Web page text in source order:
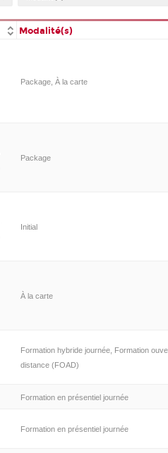
Modalité(s)
Package, À la carte
Package
Initial
À la carte
Formation hybride journée, Formation
distance (FOAD)
Formation en présentiel journée
Formation en présentiel journée